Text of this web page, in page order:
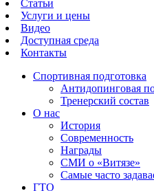
Статьи
Услуги и цены
Видео
Доступная среда
Контакты
Спортивная подготовка
Антидопинговая
Тренерский состав
О нас
История
Современность
Награды
СМИ о «Витязе»
Самые часто
ГТО